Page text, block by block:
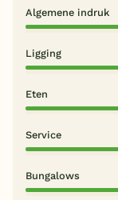
Algemene indruk
Ligging
Eten
Service
Bungalows